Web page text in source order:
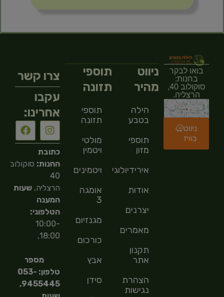
בואו לבקר
בחנות:
סוקולוב 40,
הרצליה.
ניווט
בוויז
ניווט
מהיר
הילה
בטבע
תוספי
מזון
אירידיולוגיה
אודות
יצרנים
מאמרים
תקנון
אתר
הצהרת
נגישות
תוספי
תזונה
תוספי
תזונה
מולטי
ויטמין
ויטמינים
אומגה
3
מגנזיום
כורכום
אבץ
סידן
צרו קשר
עקבו
אחרינו:
כתובת
החנות: סוקולוב
40
הרצליה,שעות
המענה
הטלפוני:
10:00-
18:00,
מספר
טלפון: 053-
9455445,